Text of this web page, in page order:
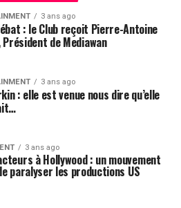
3 ans ago
: le Club reçoit Pierre-Antoine
Président de Mediawan
3 ans ago
: elle est venue nous dire qu’elle
3 ans ago
à Hollywood : un mouvement
paralyser les productions US